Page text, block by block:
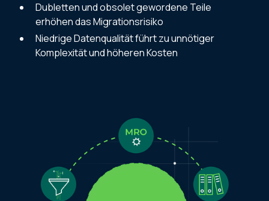
Dubletten und obsolet gewordene Teile
erhöhen das Migrationsrisiko
Niedrige Datenqualität führt zu unnötiger
Komplexität und höheren Kosten